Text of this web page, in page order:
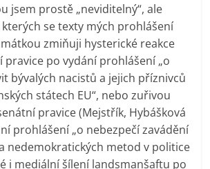
jsem prostě „neviditelný“, ale
se texty mých prohlášení
zmiňuji hysterické reakce
pravice po vydání prohlášení „o
bývalých nacistů a jejich příznivců
státech EU“, nebo zuřivou
pravice (Mejstřík, Hybášková
prohlášení „o nebezpečí zavádění
nedemokratických metod v politice
i mediální šílení landsmanšaftu po